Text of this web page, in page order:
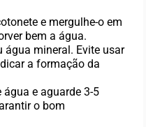
e mergulhe-o em
bem a água.
água mineral. Evite usar
a formação da
água e aguarde 3-5
o bom